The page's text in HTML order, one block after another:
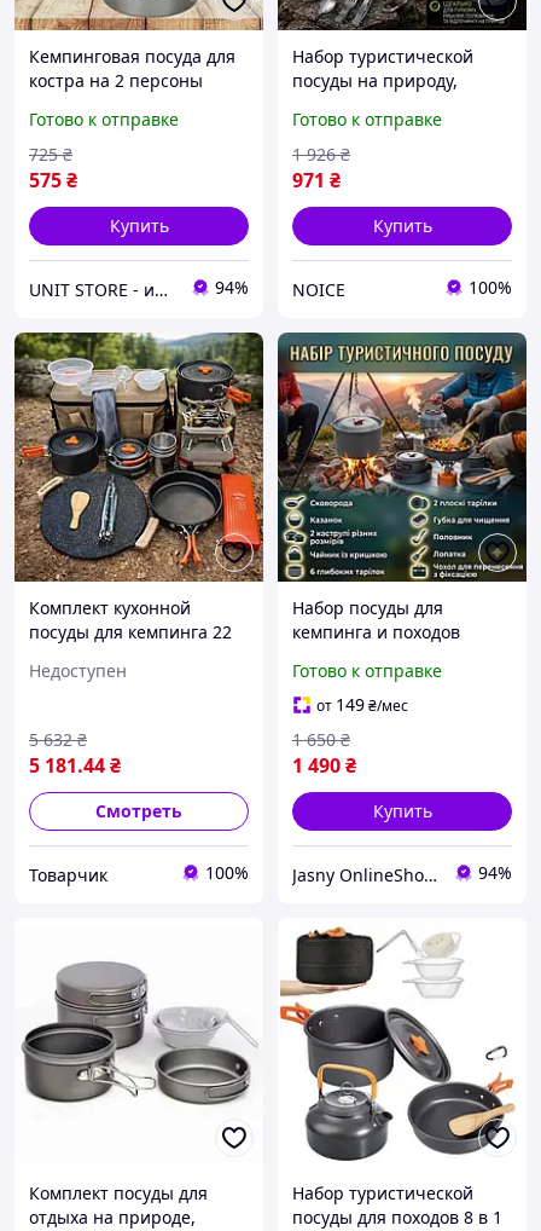
Кемпинговая посуда для
костра на 2 персоны
туристический DS-200
Комплект для туризма
Готово к отправке
575₴
725 ₴
Купить
UNIT STORE - интернет-магазин для всей семьи 94%
Набор туристической
посуды на природу,
для военных, посуда для
похода, рыбалки, охоты
Готово к отправке
971 ₴
1 926 ₴
Купить
NOICE 100%
Комплект кухонной
посуды для кемпинга 22
кемпинга, путешествий и
Недоступен
5 181.44₴
5 632 ₴
Смотреть
Товарчик 100%
Набор посуды для
кемпинга и походов
похода и кемпинга На 6
человек в сумке для
туризма
Готово к отправке
от 149₴/мес
1 490₴
1 650 ₴
Купить
Jasny OnlineShop - Незламні бо єдині 94%
Комплект посуды для
отдыха на природе,
Набор туристической
посуды для походов 8 в 1